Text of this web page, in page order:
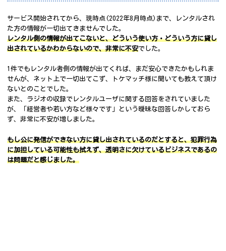
サービス開始されてから、現時点(2022年8月時点)まで、レンタルされ
た方の情報が一切出てきませんでした。
レンタル側の情報が出てこないと、どういう使い方・どういう方に貸し
出されているかわからないので、非常に不安でした。
1件でもレンタル者側の情報が出てくれば、まだ安心できたかもしれま
せんが、ネット上で一切出てこず、トケマッチ様に聞いても教えて頂け
ないとのことでした。
また、ラジオの収録でレンタルユーザに関する回答をされていました
が、「経営者や若い方など様々です」という曖昧な回答しかしておら
ず、非常に不安が増しました。
もし公に発信ができない方に貸し出されているのだとすると、犯罪行為
に加担している可能性も拭えず、透明さに欠けているビジネスであるの
は問題だと感じました。